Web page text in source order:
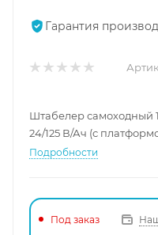
Гарантия
Штабелер самоходный
24/125 В/Ач (с
Подробности
Под заказ